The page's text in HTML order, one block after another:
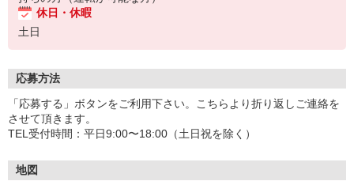
休日・休暇
土日
応募方法
「応募する」ボタンをご利用下さい。こちらより折り返しご連絡を
させて頂きます。
TEL受付時間：平日9:00〜18:00（土日祝を除く）
地図